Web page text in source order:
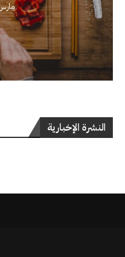
مارس 28,
النشرة الإخبارية